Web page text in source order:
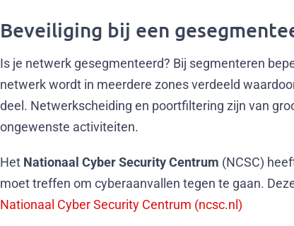
Beveiliging bij een
Is je netwerk gesegmenteerd? Bij segmenteren
netwerk wordt in meerdere zones verdeeld
deel. Netwerkscheiding en poortfiltering zijn van
ongewenste activiteiten.
Het Nationaal Cyber Security Centrum (NCSC)
moet treffen om cyberaanvallen tegen te gaan.
Nationaal Cyber Security Centrum (ncsc.nl)